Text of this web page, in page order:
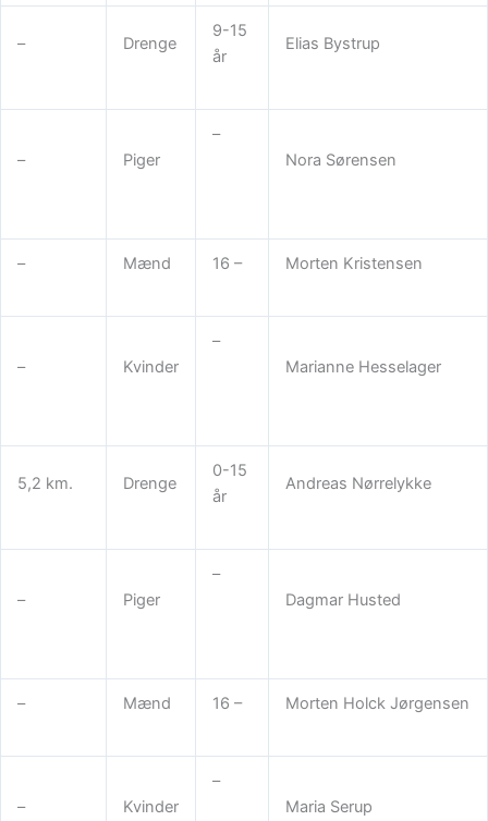
– Drenge
9-15
år
Elias Bystrup
– Piger
–
Nora Sørensen
– Mænd 16 – Morten Kristensen
– Kvinder
–
Marianne Hesselager
5,2 km. Drenge
0-15
år
Andreas Nørrelykke
– Piger
–
Dagmar Husted
– Mænd 16 – Morten Holck Jørgensen
– Kvinder
–
Maria Serup